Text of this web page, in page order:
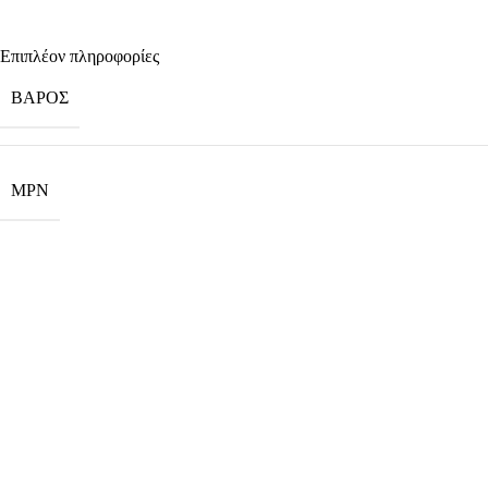
Επιπλέον πληροφορίες
ΒΆΡΟΣ
MPN